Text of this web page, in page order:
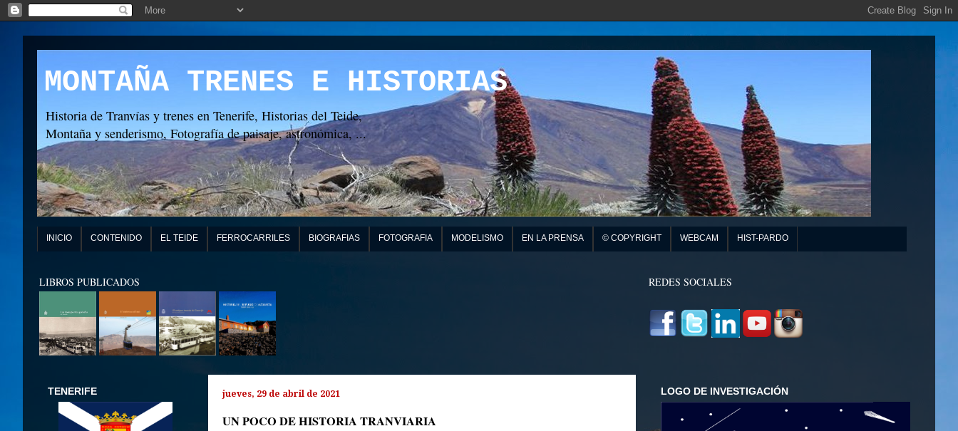
MONTAÑA TRENES E HISTORIAS
Historia de Tranvías y trenes en Tenerife, Historias del Teide,
Montaña y senderismo, Fotografía de paisaje, astronómica, ...
INICIO CONTENIDO EL TEIDE FERROCARRILES BIOGRAFIAS FOTOGRAFIA MODELISMO EN LA PRENSA © COPYRIGHT WEBCAM HIST-PARDO
LIBROS PUBLICADOS REDES SOCIALES
jueves, 29 de abril de 2021
UN POCO DE HISTORIA TRANVIARIA
TENERIFE LOGO DE INVESTIGACIÓN